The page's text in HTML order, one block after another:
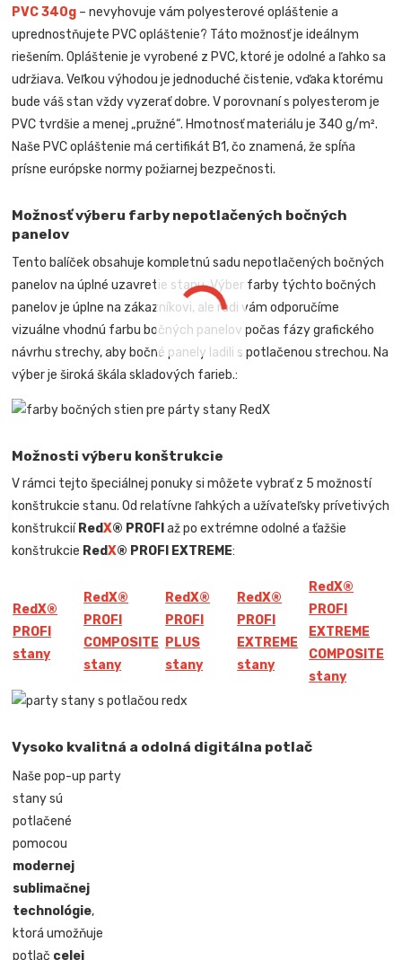
PVC 340g – nevyhovuje vám polyesterové opláštenie a
uprednostňujete PVC opláštenie? Táto možnosť je ideálnym
riešením. Opláštenie je vyrobené z PVC, ktoré je odolné a ľahko sa
udržiava. Veľkou výhodou je jednoduché čistenie, vďaka ktorému
bude váš stan vždy vyzerať dobre. V porovnaní s polyesterom je
PVC tvrdšie a menej „pružné“. Hmotnosť materiálu je 340 g/m².
Naše PVC opláštenie má certifikát B1, čo znamená, že spĺňa
prísne európske normy požiarnej bezpečnosti.
Možnosť výberu farby nepotlačených bočných
panelov
Tento balíček obsahuje kompletnú sadu nepotlačených bočných
panelov na úplné uzavretie stanu. Výber farby týchto bočných
panelov je úplne na zákazníkovi, ale radi vám odporučíme
vizuálne vhodnú farbu bočných panelov počas fázy grafického
návrhu strechy, aby bočné panely ladili s potlačenou strechou. Na
výber je široká škála skladových farieb.:
Možnosti výberu konštrukcie
V rámci tejto špeciálnej ponuky si môžete vybrať z 5 možností
konštrukcie stanu. Od relatívne ľahkých a užívateľsky prívetivých
konštrukcií RedX® PROFI až po extrémne odolné a ťažšie
konštrukcie RedX® PROFI EXTREME:
RedX®
PROFI
stany
RedX®
PROFI
COMPOSITE
stany
RedX®
PROFI
PLUS
stany
RedX®
PROFI
EXTREME
stany
RedX®
PROFI
EXTREME
COMPOSITE
stany
Vysoko kvalitná a odolná digitálna potlač
Naše pop-up party
stany sú
potlačené
pomocou
modernej
sublimačnej
technológie,
ktorá umožňuje
potlač celej